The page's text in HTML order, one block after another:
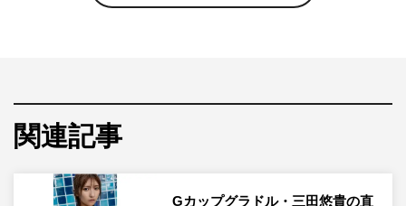
岡田紗佳プロフィール
してマルチに活躍。Mリーグ「KADOKAWAサクラナイ
関連記事
Gカップグラドル・三田悠貴の直